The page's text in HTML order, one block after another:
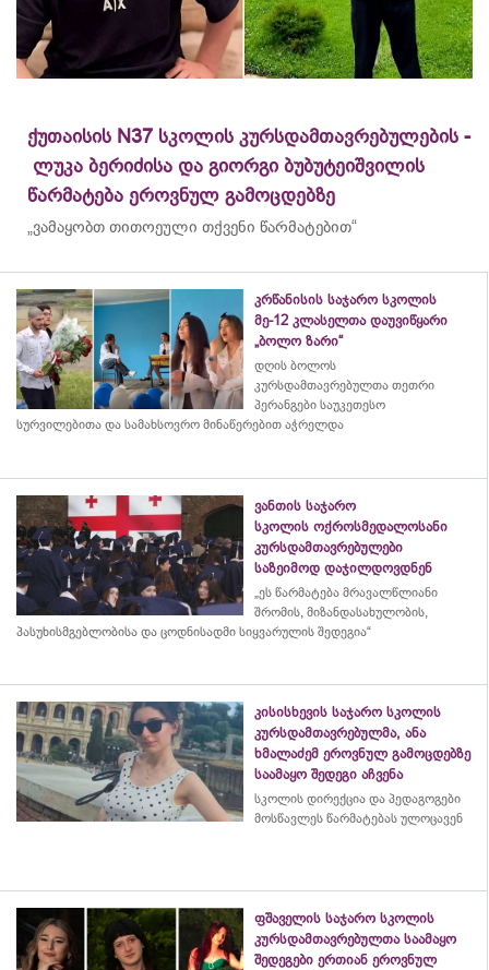
ქუთაისის N37 სკოლის კურსდამთავრებულების -
ლუკა ბერიძისა და გიორგი ბუბუტეიშვილის
წარმატება ეროვნულ გამოცდებზე
„ვამაყობთ თითოეული თქვენი წარმატებით“
კრწანისის საჯარო სკოლის
მე-12 კლასელთა დაუვიწყარი
„ბოლო ზარი“
დღის ბოლოს
კურსდამთავრებულთა თეთრი
პერანგები საუკეთესო
სურვილებითა და სამახსოვრო მინაწერებით აჭრელდა
ვანთის საჯარო
სკოლის ოქროსმედალოსანი
კურსდამთავრებულები
საზეიმოდ დაჯილდოვდნენ
„ეს წარმატება მრავალწლიანი
შრომის, მიზანდასახულობის,
პასუხისმგებლობისა და ცოდნისადმი სიყვარულის შედეგია“
კისისხევის საჯარო სკოლის
კურსდამთავრებულმა, ანა
ხმალაძემ ეროვნულ გამოცდებზე
საამაყო შედეგი აჩვენა
სკოლის დირექცია და პედაგოგები
მოსწავლეს წარმატებას ულოცავენ
ფშაველის საჯარო სკოლის
კურსდამთავრებულთა საამაყო
შედეგები ერთიან ეროვნულ